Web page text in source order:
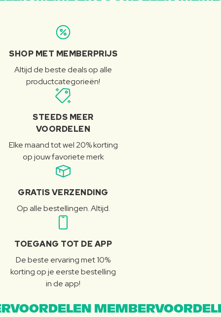
SHOP MET MEMBERPRIJS
Altijd de beste deals op alle
productcategorieën!
STEEDS MEER
VOORDELEN
Elke maand tot wel 20% korting
op jouw favoriete merk
GRATIS VERZENDING
Op alle bestellingen. Altijd.
TOEGANG TOT DE APP
De beste ervaring met 10%
korting op je eerste bestelling
in de app!